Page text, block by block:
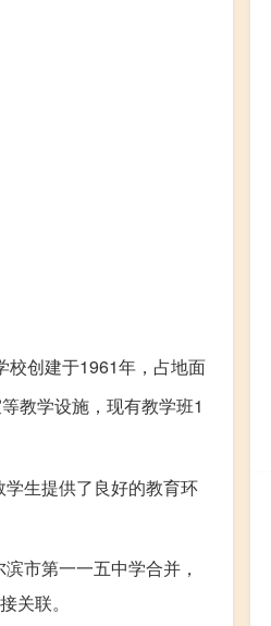
校创建于1961年，占地面
教学设施，现有教学班1
生提供了良好的教育环
市第一一五中学合并，
关联。